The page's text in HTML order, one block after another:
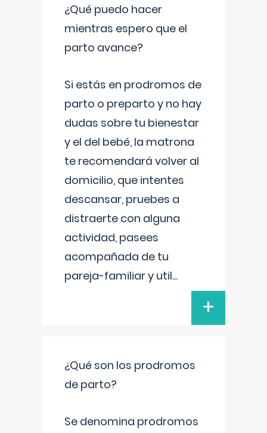
¿Qué puedo hacer
mientras espero que el
parto avance?
Si estás en prodromos de
parto o preparto y no hay
dudas sobre tu bienestar
y el del bebé, la matrona
te recomendará volver al
domicilio, que intentes
descansar, pruebes a
distraerte con alguna
actividad, pasees
acompañada de tu
pareja-familiar y util...
+
¿Qué son los prodromos
de parto?
Se denomina prodromos